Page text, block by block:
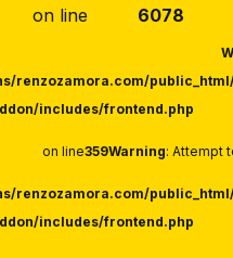
on line
6078
renzozamora.com/
includes/frontend.php
on line359Warning: Attempt
renzozamora.com/
includes/frontend.php